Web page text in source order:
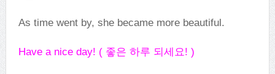
As time went by, she became more beautiful.
Have a nice day! ( 좋은 하루 되세요! )